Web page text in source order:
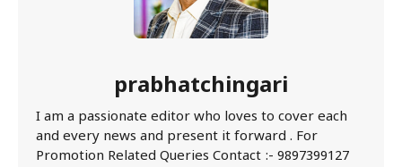
prabhatchingari
I am a passionate editor who loves to cover each
and every news and present it forward . For
Promotion Related Queries Contact :- 9897399127